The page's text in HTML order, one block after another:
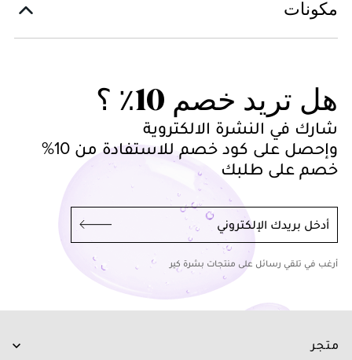
مكونات
هل تريد خصم 10٪ ؟
شارك في النشرة الالكتروية
وإحصل على كود خصم للاستفادة من 10%
خصم على طلبك
أدخل بريدك الإلكتروني
أرغب في تلقي رسائل على منتجات بشرة كير
متجر